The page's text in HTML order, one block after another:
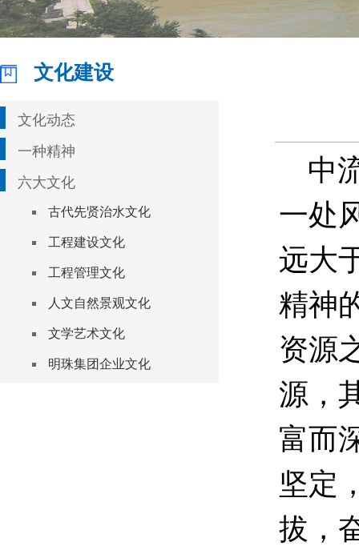
文化建设
文化动态
一种精神
六大文化
古代先贤治水文化
工程建设文化
工程管理文化
人文自然景观文化
文学艺术文化
明珠集团企业文化
中
一处
远大
精神
资源
源，
富而
坚定
拔，